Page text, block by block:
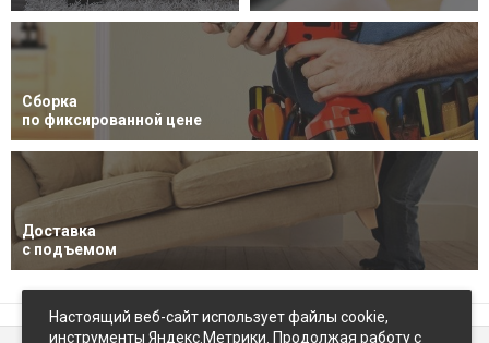
Сборка
по фиксированной цене
Доставка
с подъемом
Настоящий веб-сайт использует файлы cookie,
инструменты Яндекс.Метрики. Продолжая работу с